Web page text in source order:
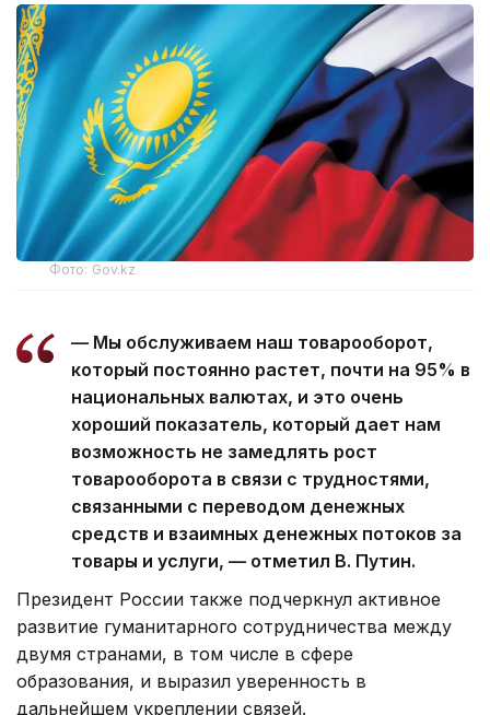
Фото: Gov.kz
— Мы обслуживаем наш товарооборот,
который постоянно растет, почти на 95% в
национальных валютах, и это очень
хороший показатель, который дает нам
возможность не замедлять рост
товарооборота в связи с трудностями,
связанными с переводом денежных
средств и взаимных денежных потоков за
товары и услуги, — отметил В. Путин.
Президент России также подчеркнул активное
развитие гуманитарного сотрудничества между
двумя странами, в том числе в сфере
образования, и выразил уверенность в
дальнейшем укреплении связей.